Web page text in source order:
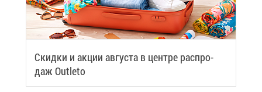
Скид­ки и ак­ции ав­гу­ста в цен­тре рас­про­
даж Outleto